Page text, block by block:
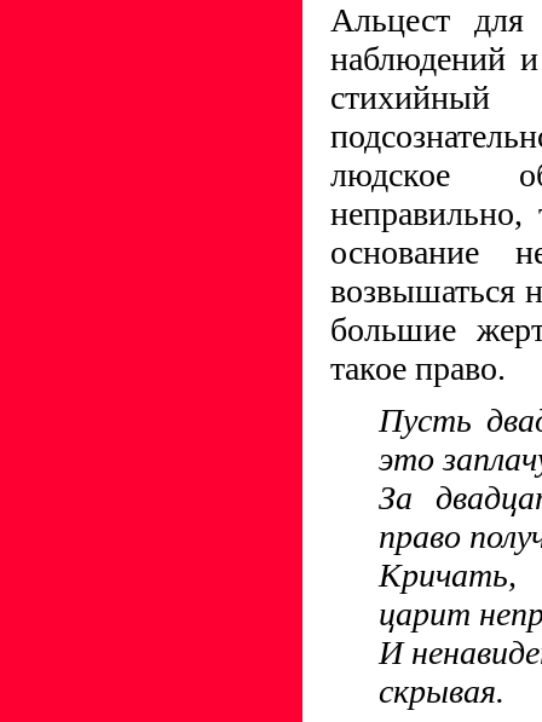
Альцест
наблюдений
людское
основание
возвышаться
большие
такое право.
Пусть
это
За
право
царит
И
скрывая.